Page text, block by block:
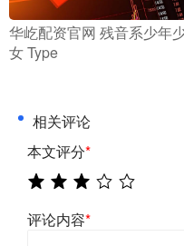
华屹配资官网 残音系少年
女 Type
相关评论
本文评分*
评论内容*